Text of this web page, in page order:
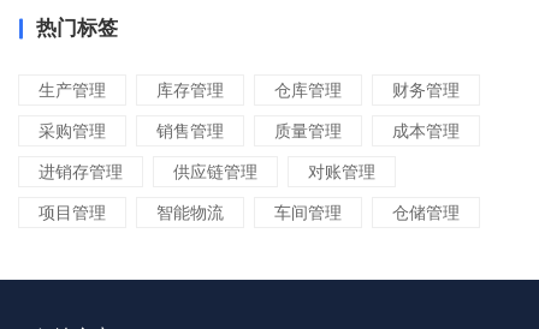
热门标签
生产管理 库存管理 仓库管理 财务管理
采购管理 销售管理 质量管理 成本管理
进销存管理 供应链管理 对账管理
项目管理 智能物流 车间管理 仓储管理